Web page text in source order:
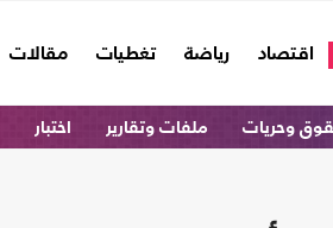
اقتصاد رياضة تغطيات مقالات
وحريات ملفات وتقارير اختبار